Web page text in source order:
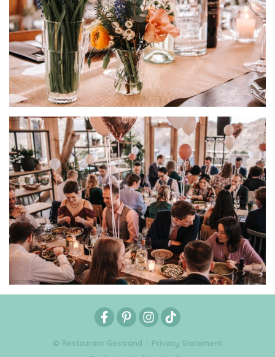
© Restaurant Gestrand
Privacy Statement